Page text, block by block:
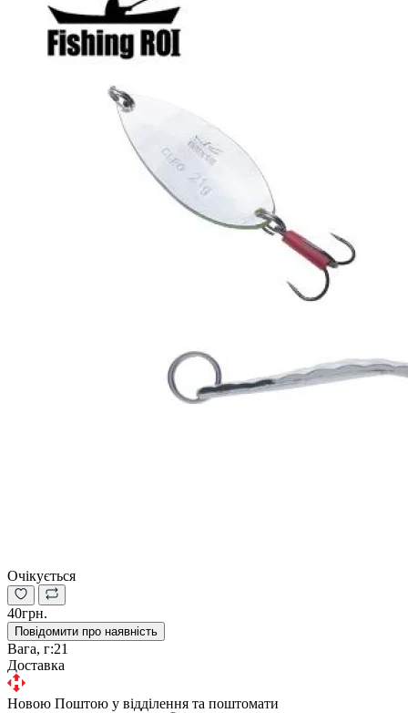
Очікується
40грн.
Повідомити про наявність
Вага, г:21
Доставка
Новою Поштою у відділення та поштомати